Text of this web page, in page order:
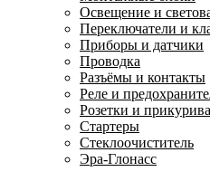
Освещение и
Переключатели и
Приборы и датчики
Проводка
Разъёмы и контакты
Реле и
Розетки и
Стартеры
Стеклоочиститель
Эра-Глонасс